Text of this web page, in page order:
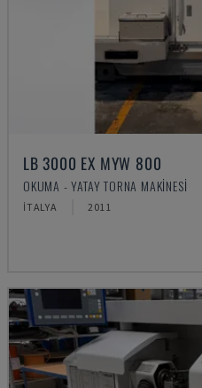
LB 3000 EX MYW 800
OKUMA - YATAY TORNA MAKINESI
İTALYA 2011